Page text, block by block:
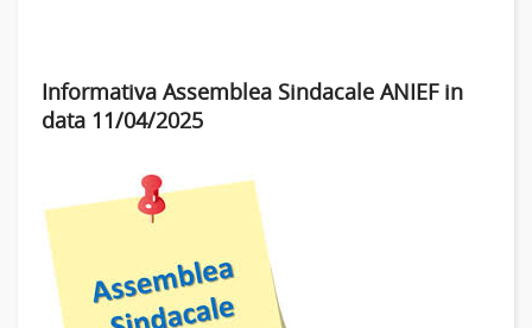
Informativa Assemblea Sindacale ANIEF in
data 11/04/2025